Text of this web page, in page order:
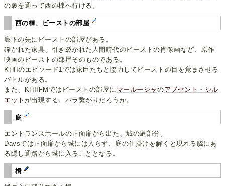
の裏を通って西の棟へ行ける。
西の棟、ビーストの部屋
廊下の先にビーストの部屋がある。
砕かれた家具、引き裂かれた人間時代のビーストの肖像画など、原作
映画のビーストの部屋そのものである。
KHIIのエピソード1では家臣たちと協力してビーストの目を覚まさせる
バトルがある。
また、KHIIFMではビーストの部屋に マールーシャのアブセント・シル
エット が出現する。バラ繋がりだろうか。
庭
エントランスホールの正面扉から出た、城の庭部分。
Daysでは正面扉から城には入らず、庭の仕掛けを解くと現れる脇にあ
る隠し通路から城に入ることとなる。
橋